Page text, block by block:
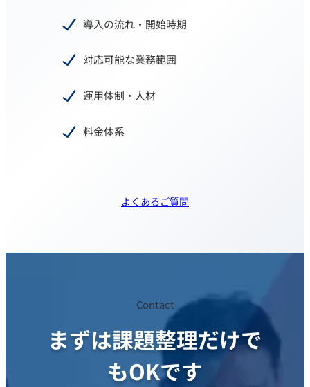
導入の流れ・開始時期
対応可能な業務範囲
運用体制・人材
料金体系
よくあるご質問
Contact
まずは課題整理だけで
もOKです